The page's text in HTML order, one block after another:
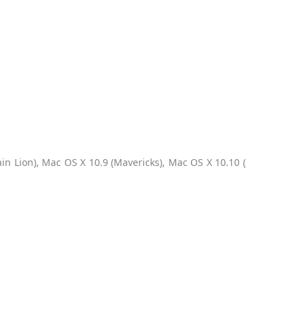
Lion), Mac OS X 10.9 (Mavericks), Mac OS X 10.10 (